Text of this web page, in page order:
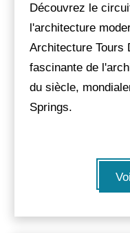
Découvrez le
l'architecture
Architecture Tours
fascinante de
du siècle,
Springs.